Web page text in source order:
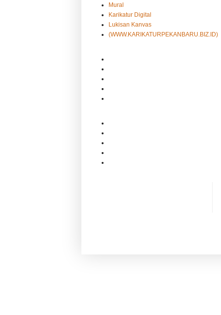
Mural
Karikatur Digital
Lukisan Kanvas
(WWW.KARIKATURPEKANBARU.BIZ.ID)